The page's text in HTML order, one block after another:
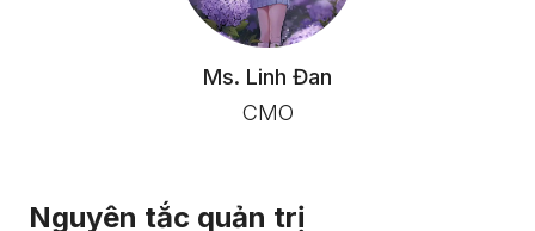
Ms. Linh Đan
CMO
Nguyên tắc quản trị